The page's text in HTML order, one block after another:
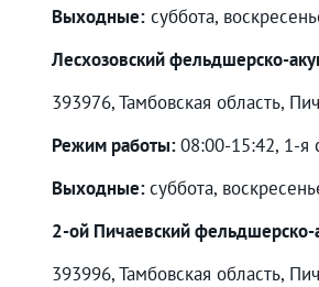
Выходные: суббота,
Лесхозовский фельдшерско-
393976, Тамбовская область,
Режим работы:08:00-15:42, 1-я
Выходные:суббота,
2-ой Пичаевский фельдшерско-
393996, Тамбовская область,